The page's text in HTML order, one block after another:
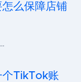
么保障店铺
个TikTok账